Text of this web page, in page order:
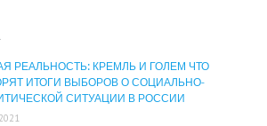
РЕАЛЬНОСТЬ: КРЕМЛЬ И ГОЛЕМ ЧТО
ИТОГИ ВЫБОРОВ О СОЦИАЛЬНО-
СИТУАЦИИ В РОССИИ